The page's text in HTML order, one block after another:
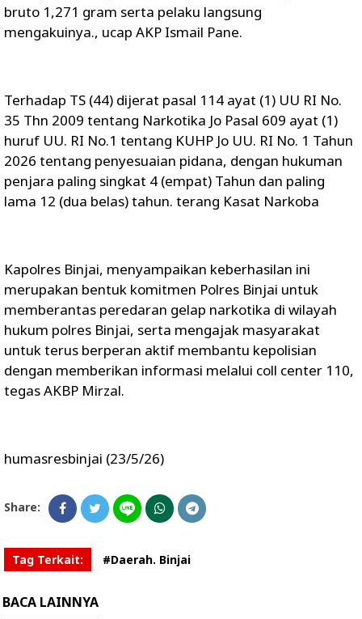
bruto 1,271 gram serta pelaku langsung
mengakuinya., ucap AKP Ismail Pane.
Terhadap TS (44) dijerat pasal 114 ayat (1) UU RI No.
35 Thn 2009 tentang Narkotika Jo Pasal 609 ayat (1)
huruf UU. RI No.1 tentang KUHP Jo UU. RI No. 1 Tahun
2026 tentang penyesuaian pidana, dengan hukuman
penjara paling singkat 4 (empat) Tahun dan paling
lama 12 (dua belas) tahun. terang Kasat Narkoba
Kapolres Binjai, menyampaikan keberhasilan ini
merupakan bentuk komitmen Polres Binjai untuk
memberantas peredaran gelap narkotika di wilayah
hukum polres Binjai, serta mengajak masyarakat
untuk terus berperan aktif membantu kepolisian
dengan memberikan informasi melalui coll center 110,
tegas AKBP Mirzal.
humasresbinjai (23/5/26)
Share:
Tag Terkait: #Daerah. Binjai
BACA LAINNYA